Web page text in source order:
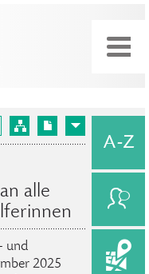
alle
und
2025